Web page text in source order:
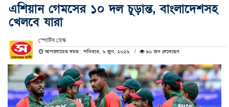
এশিয়ান গেমসের ১০ দল চূড়ান্ত, বাংলাদেশসহ
খেলবে যারা
স্পোর্টস ডেস্ক
আপলোডের সময় : শনিবার, ৬ জুন, ২০২৬
৯০ জন দেখেছেন